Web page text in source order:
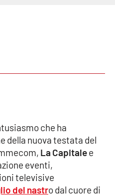
che ha
della nuova testata del
La Capitalee
eventi,
televisive
del nastro dal cuore di